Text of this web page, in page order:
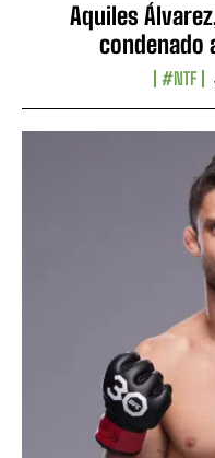
Aquiles
condenado
#NTF